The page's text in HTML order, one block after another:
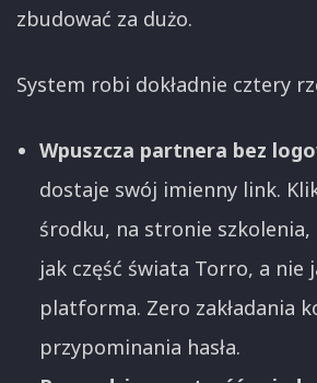
zbudować za dużo.
System robi dokładnie cztery
Wpuszcza partnera bez
dostaje swój imienny link.
środku, na stronie
jak część świata Torro, a nie
platforma. Zero zakładania
przypominania hasła.